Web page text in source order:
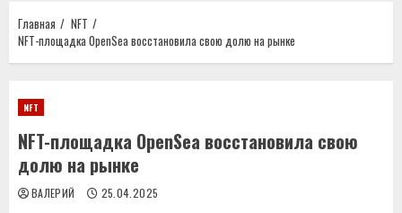
Главная
NFT
NFT-площадка OpenSea восстановила свою долю на рынке
NFT
NFT-площадка OpenSea восстановила свою
долю на рынке
ВАЛЕРИЙ 25.04.2025